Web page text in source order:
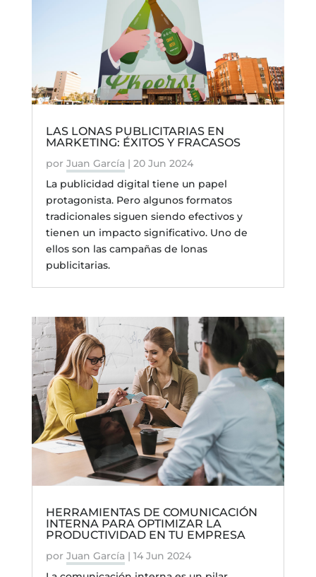
LAS LONAS PUBLICITARIAS EN
MARKETING: ÉXITOS Y FRACASOS
por Juan García | 20 Jun 2024
La publicidad digital tiene un papel
protagonista. Pero algunos formatos
tradicionales siguen siendo efectivos y
tienen un impacto significativo. Uno de
ellos son las campañas de lonas
publicitarias.
HERRAMIENTAS DE COMUNICACIÓN
INTERNA PARA OPTIMIZAR LA
PRODUCTIVIDAD EN TU EMPRESA
por Juan García | 14 Jun 2024